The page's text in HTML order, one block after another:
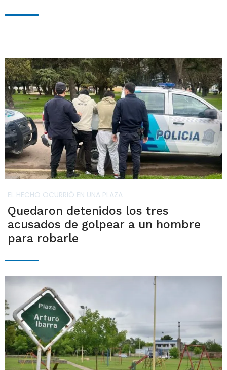
EL HECHO OCURRIÓ EN UNA PLAZA
Quedaron detenidos los tres
acusados de golpear a un hombre
para robarle